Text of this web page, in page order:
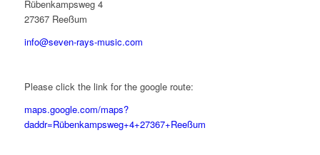
Rübenkampsweg 4
27367 Reeßum
info@seven-rays-music.com
Please click the link for the google route:
maps.google.com/maps?
daddr=Rübenkampsweg+4+27367+Reeßum